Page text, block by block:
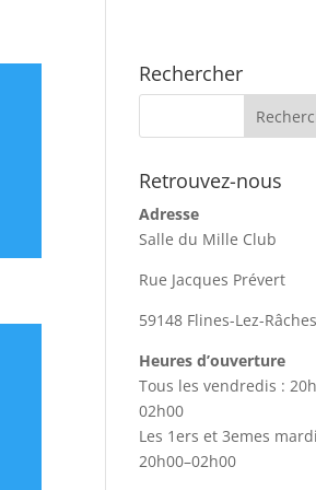
Rechercher
Retrouvez-nous
Adresse
Salle du Mille Club
Rue Jacques Prévert
59148 Flines-Lez-Râches
Heures d’ouverture
Tous les vendredis :
02h00
Les 1ers et 3emes
20h00–02h00